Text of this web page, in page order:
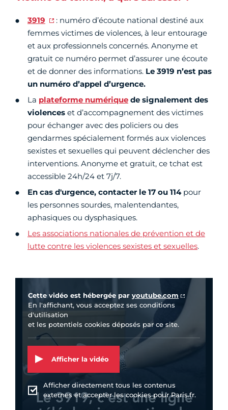
3919
: numéro d’écoute national destiné aux
femmes victimes de violences, à leur entourage
et aux professionnels concernés. Anonyme et
gratuit ce numéro permet d’assurer une écoute
et de donner des informations. Le 3919 n’est pas
un numéro d’appel d’urgence.
La plateforme numérique de signalement des
violences et d’accompagnement des victimes
pour échanger avec des policiers ou des
gendarmes spécialement formés aux violences
sexistes et sexuelles qui peuvent déclencher des
interventions. Anonyme et gratuit, ce tchat est
accessible 24h/24 et 7j/7.
En cas d'urgence, contacter le 17 ou 114pour
les personnes sourdes, malentendantes,
aphasiques ou dysphasiques.
Les associations nationales de prévention et de
lutte contre les violences sexistes et sexuelles.
Cette vidéo est hébergée par youtube.com
En l'affichant, vous acceptez ses conditions
d'utilisation
et les potentiels cookies déposés par ce site.
Afficher la vidéo
Afficher directement tous les contenus
externes et accepter les cookies pour Paris.fr.